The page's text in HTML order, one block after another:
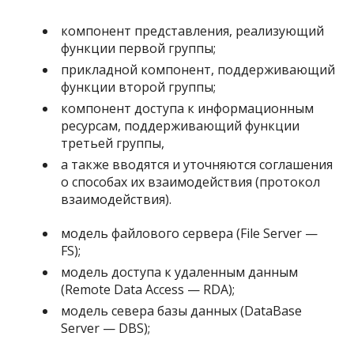
компонент представления, реализующий
функции первой группы;
прикладной компонент, поддерживающий
функции второй группы;
компонент доступа к информационным
ресурсам, поддерживающий функции
третьей группы,
а также вводятся и уточняются соглашения
о способах их взаимодействия (протокол
взаимодействия).
модель файлового сервера (File Server —
FS);
модель доступа к удаленным данным
(Remote Data Access — RDA);
модель севера базы данных (DataBase
Server — DBS);